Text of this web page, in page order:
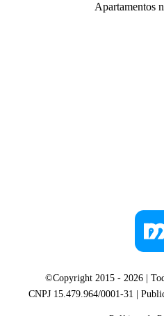
Apartamentos
©Copyright 2015 - 2026 |
CNPJ 15.479.964/0001-31 |